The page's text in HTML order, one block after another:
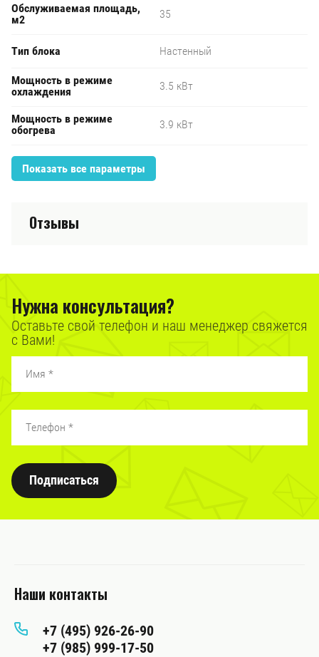
Обслуживаемая площадь,
м2
35
Тип блока Настенный
Мощность в режиме
охлаждения
3.5 кВт
Мощность в режиме
обогрева
3.9 кВт
Показать все параметры
Отзывы
Нужна консультация?
Оставьте свой телефон и наш менеджер свяжется
с Вами!
Подписаться
Наши контакты
+7 (495) 926-26-90
+7 (985) 999-17-50